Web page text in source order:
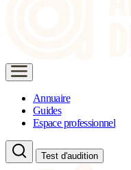
Annuaire
Guides
Espace professionnel
Test d'audition